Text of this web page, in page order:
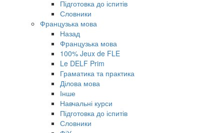
Підготовка до іспитів
Словники
Французька мова
Назад
Французька мова
100% Jeux de FLE
Le DELF Prim
Граматика та практика
Ділова мова
Інше
Навчальні курси
Підготовка до іспитів
Словники